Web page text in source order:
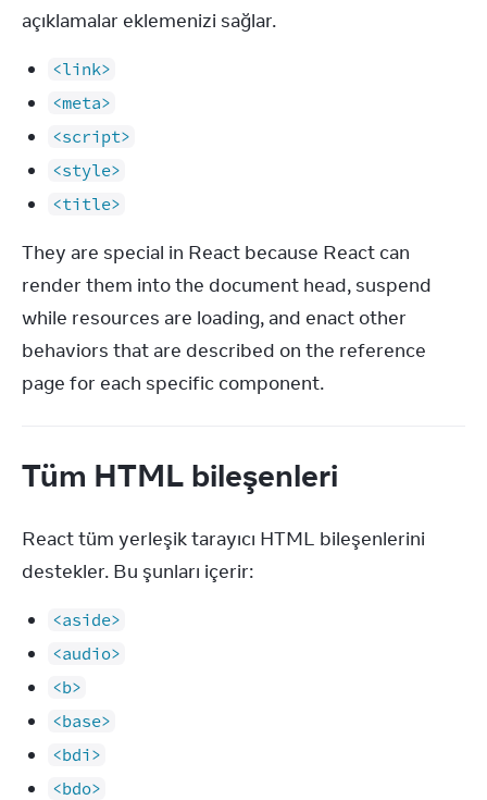
açıklamalar eklemenizi sağlar.
<link>
<meta>
<script>
<style>
<title>
They are special in React because React can
render them into the document head, suspend
while resources are loading, and enact other
behaviors that are described on the reference
page for each specific component.
Tüm HTML bileşenleri
React tüm yerleşik tarayıcı HTML bileşenlerini
destekler. Bu şunları içerir:
<aside>
<audio>
<b>
<base>
<bdi>
<bdo>